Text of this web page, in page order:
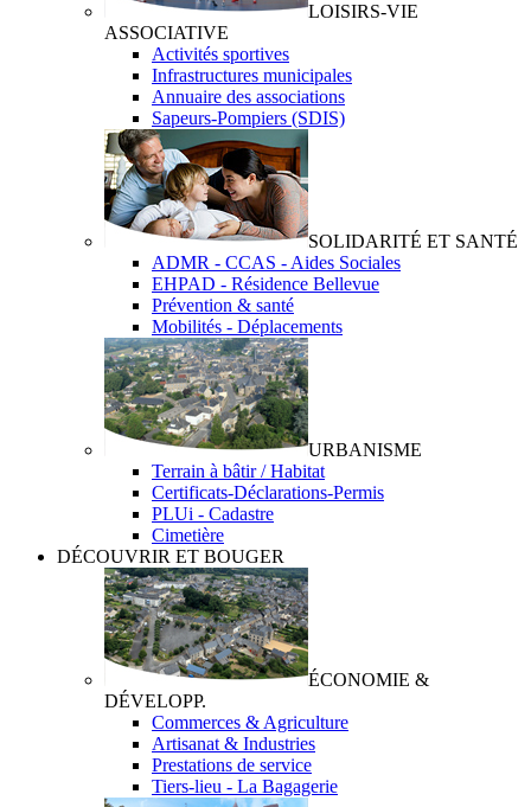
LOISIRS-VIE
ASSOCIATIVE
Activités sportives
Infrastructures municipales
Annuaire des associations
Sapeurs-Pompiers (SDIS)
SOLIDARITÉ ET SANTÉ
ADMR - CCAS - Aides Sociales
EHPAD - Résidence Bellevue
Prévention & santé
Mobilités - Déplacements
URBANISME
Terrain à bâtir / Habitat
Certificats-Déclarations-Permis
PLUi - Cadastre
Cimetière
DÉCOUVRIR ET BOUGER
ÉCONOMIE &
DÉVELOPP.
Commerces & Agriculture
Artisanat & Industries
Prestations de service
Tiers-lieu - La Bagagerie